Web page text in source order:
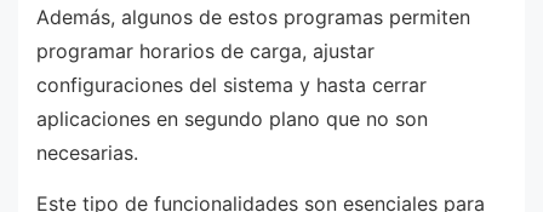
Además, algunos de estos programas permiten
programar horarios de carga, ajustar
configuraciones del sistema y hasta cerrar
aplicaciones en segundo plano que no son
necesarias.
Este tipo de funcionalidades son esenciales para